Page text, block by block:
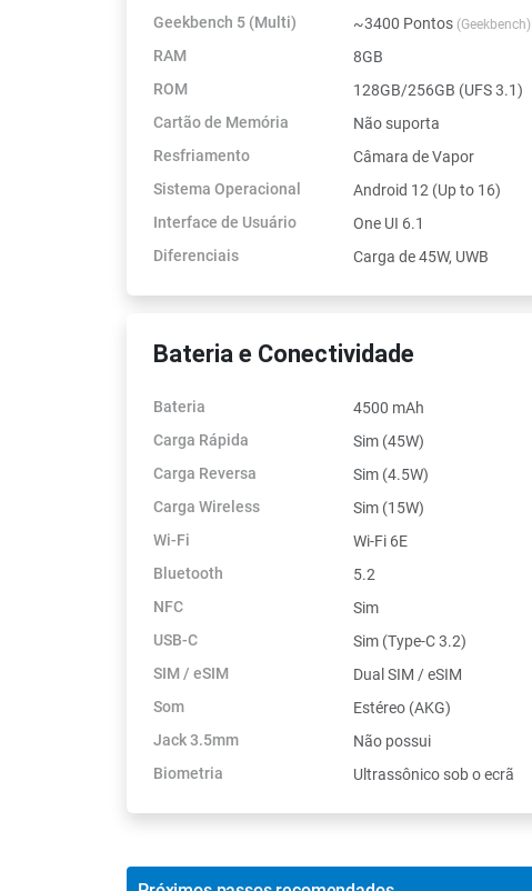
Geekbench 5 (Multi) ~3400 Pontos (Geekbench)
RAM
8GB
ROM
128GB/256GB (UFS 3.1)
Cartão de Memória
Não suporta
Resfriamento
Câmara de Vapor
Sistema Operacional
Android 12 (Up to 16)
Interface de Usuário
One UI 6.1
Diferenciais
Carga de 45W, UWB
Bateria e Conectividade
Bateria
4500 mAh
Carga Rápida
Sim (45W)
Carga Reversa
Sim (4.5W)
Carga Wireless
Sim (15W)
Wi-Fi
Wi-Fi 6E
Bluetooth
5.2
NFC
Sim
USB-C
Sim (Type-C 3.2)
SIM / eSIM
Dual SIM / eSIM
Som
Estéreo (AKG)
Jack 3.5mm
Não possui
Biometria
Ultrassônico sob o ecrã